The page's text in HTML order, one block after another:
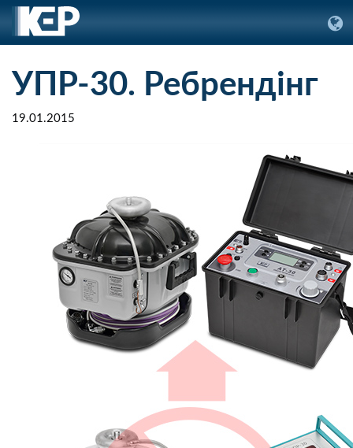
УПР-30. Ребрендінг
19.01.2015